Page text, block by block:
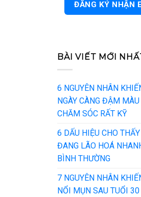
BÀI VIẾT MỚI
6 NGUYÊN NHÂN
NGÀY CÀNG ĐẬM
CHĂM SÓC RẤT KỸ
6 DẤU HIỆU CHO
ĐANG LÃO HOÁ
BÌNH THƯỜNG
7 NGUYÊN NHÂN
NỔI MỤN SAU TUỔI